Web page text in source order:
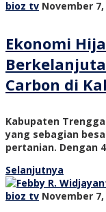
bioz tv November 7,
Ekonomi
Carbon di
Kabupaten
yang sebagian
pertanian. Dengan
Selanjutnya
bioz tv November 7,